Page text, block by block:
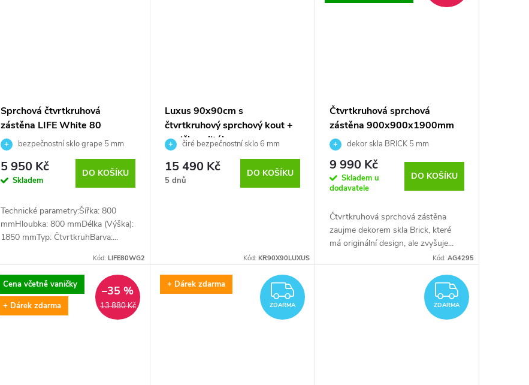
Sprchová čtvrtkruhová
zástěna LIFE White 80
bezpečnostní sklo grape 5 mm
5 950 Kč
Skladem
DO KOŠÍKU
Technické parametry:Šířka: 800
mmHloubka: 800 mmDélka (Výška):
1850 mmTyp: ČtvrtkruhBarva:...
Kód:LIFE80WG2
Luxus 90x90cm s
čtvrtkruhový sprchový kout +
vanička z litého mramoru
čiré bezpečnostní sklo 6 mm
15 490 Kč
5 dnů
DO KOŠÍKU
Kód: KR90X90LUXUS
Čtvrtkruhová sprchová
zástěna 900x900x1900mm
dekor skla BRICK 5 mm
9 990 Kč
Skladem u
dodavatele
DO KOŠÍKU
Čtvrtkruhová sprchová zástěna
zaujme dekorem skla Brick, které
má originální design, ale zvyšuje...
Kód: AG4295
Cena včetně vaničky
+ Dárek zdarma
13 880 Kč
–35 % + Dárek zdarma ZDARMA
ZDARMA ZDARMA